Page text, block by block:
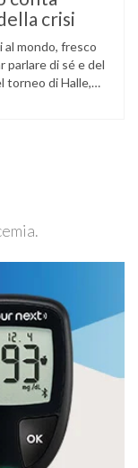
crisi
mondo, fresco
parlare di sé e del
torneo di Halle,